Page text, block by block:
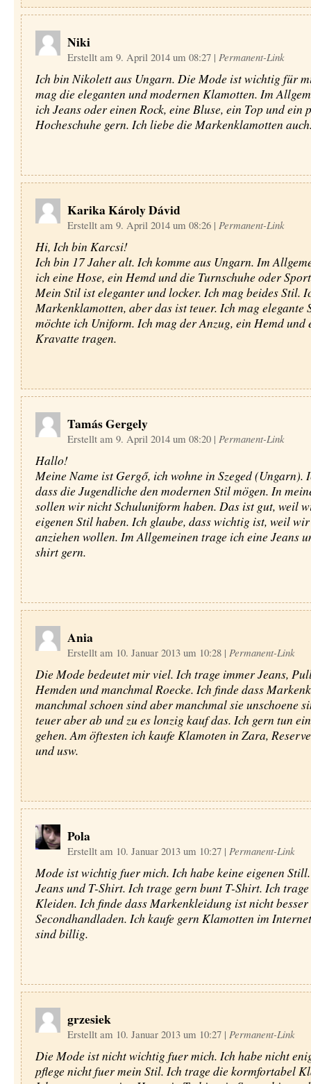
Niki
Erstellt am 9. April 2014 um 08:27 | Permanent-Link
Ich bin Nikolett aus Ungarn. Die Mode ist wichtig für
mag die eleganten und modernen Klamotten. Im
ich Jeans oder einen Rock, eine Bluse, ein Top und ein
Hocheschuhe gern. Ich liebe die Markenklamotten
Karika Károly Dávid
Erstellt am 9. April 2014 um 08:26 | Permanent-Link
Hi, Ich bin Karcsi!
Ich bin 17 Jaher alt. Ich komme aus Ungarn. Im
ich eine Hose, ein Hemd und die Turnschuhe oder
Mein Stil ist eleganter und locker. Ich mag beides Stil.
Markenklamotten, aber das ist teuer. Ich mag elegante
möchte ich Uniform. Ich mag der Anzug, ein Hemd und
Kravatte tragen.
Tamás Gergely
Erstellt am 9. April 2014 um 08:20 | Permanent-Link
Hallo!
Meine Name ist Gergő, ich wohne in Szeged (Ungarn).
dass die Jugendliche den modernen Stil mögen. In
sollen wir nicht Schuluniform haben. Das ist gut, weil
eigenen Stil haben. Ich glaube, dass wichtig ist, weil
anziehen wollen. Im Allgemeinen trage ich eine Jeans
shirt gern.
Ania
Erstellt am 10. Januar 2013 um 10:28 | Permanent-Link
Die Mode bedeutet mir viel. Ich trage immer Jeans,
Hemden und manchmal Roecke. Ich finde dass
manchmal schoen sind aber manchmal sie unschoene
teuer aber ab und zu es lonzig kauf das. Ich gern tun
gehen. Am öftesten ich kaufe Klamoten in Zara,
und usw.
Pola
Erstellt am 10. Januar 2013 um 10:27 | Permanent-Link
Mode ist wichtig fuer mich. Ich habe keine eigenen
Jeans und T-Shirt. Ich trage gern bunt T-Shirt. Ich
Kleiden. Ich finde dass Markenkleidung ist nicht besser
Secondhandladen. Ich kaufe gern Klamotten im
sind billig.
grzesiek
Erstellt am 10. Januar 2013 um 10:27 | Permanent-Link
Die Mode ist nicht wichtig fuer mich. Ich habe nicht
pflege nicht fuer mein Stil. Ich trage die kormfortabel